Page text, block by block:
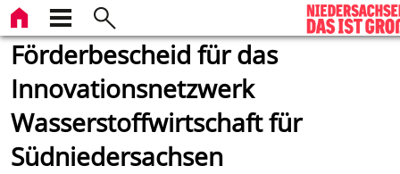
Förderbescheid für das
Innovationsnetzwerk
Wasserstoffwirtschaft für
Südniedersachsen